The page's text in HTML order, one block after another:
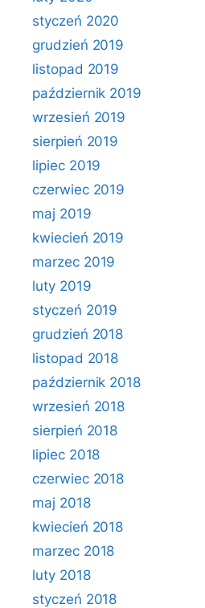
styczeń 2020
grudzień 2019
listopad 2019
październik 2019
wrzesień 2019
sierpień 2019
lipiec 2019
czerwiec 2019
maj 2019
kwiecień 2019
marzec 2019
luty 2019
styczeń 2019
grudzień 2018
listopad 2018
październik 2018
wrzesień 2018
sierpień 2018
lipiec 2018
czerwiec 2018
maj 2018
kwiecień 2018
marzec 2018
luty 2018
styczeń 2018